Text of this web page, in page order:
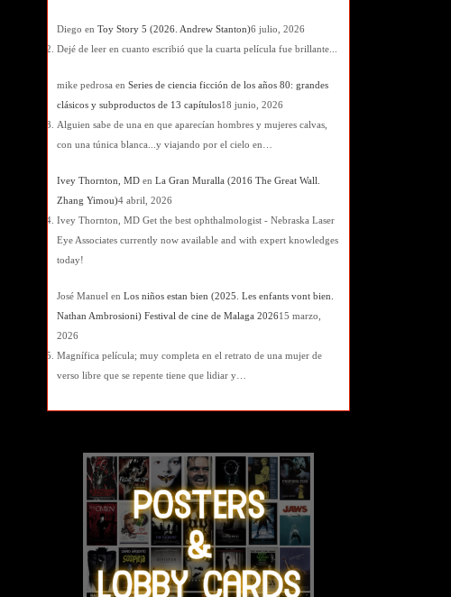
Diego en Toy Story 5 (2026. Andrew Stanton)6 julio, 2026
Dejé de leer en cuanto escribió que la cuarta película fue brillante...
mike pedrosa en Series de ciencia ficción de los años 80: grandes
clásicos y subproductos de 13 capítulos18 junio, 2026
Alguien sabe de una en que aparecían hombres y mujeres calvas,
con una túnica blanca...y viajando por el cielo en…
Ivey Thornton, MD en La Gran Muralla (2016 The Great Wall.
Zhang Yimou)4 abril, 2026
Ivey Thornton, MD Get the best ophthalmologist - Nebraska Laser
Eye Associates currently now available and with expert knowledges
today!
José Manuel en Los niños estan bien (2025. Les enfants vont bien.
Nathan Ambrosioni) Festival de cine de Malaga 202615 marzo,
2026
Magnífica película; muy completa en el retrato de una mujer de
verso libre que se repente tiene que lidiar y…